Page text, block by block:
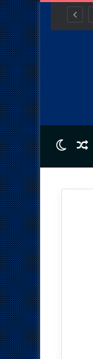
Random Article
Switch skin